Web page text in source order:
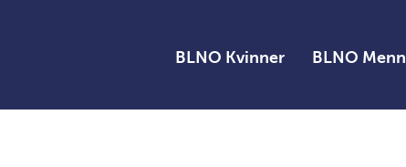
BLNO Kvinner BLNO Menn